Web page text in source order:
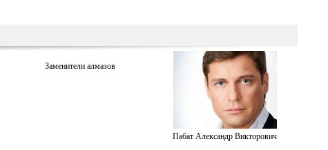
Заменители алмазов
Пабат Александр Викторович